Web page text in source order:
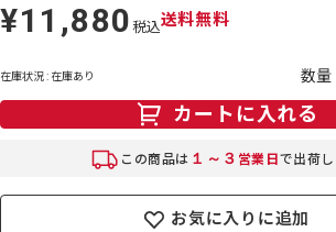
定
価
¥11,880 税込送料無料
在庫状況 : 在庫あり 数量
カートに入れる
この商品は １～３ 営業日 で出荷
お気に入りに追加